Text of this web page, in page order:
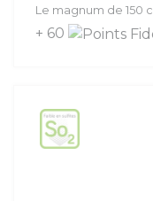
Le magnum de 150 cl
+ 60